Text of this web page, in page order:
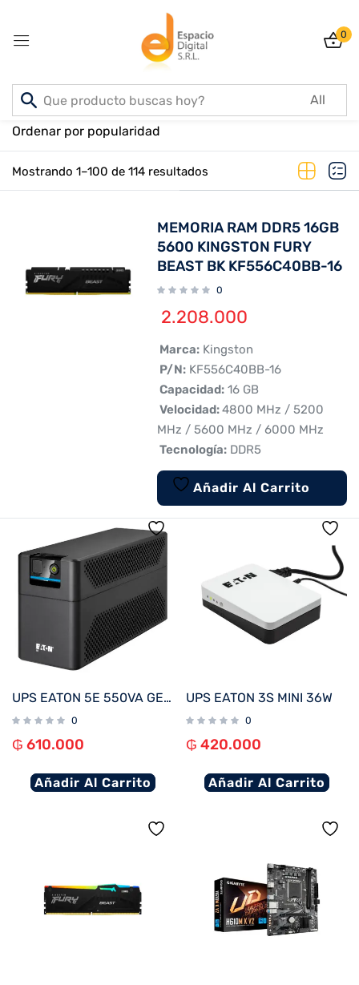
0
Inicio PRODUCTOS
Mostrando 1–100 de 114 resultados
Ordenar por popularidad
MEMORIA RAM DDR5 16GB
5600 KINGSTON FURY
BEAST BK KF556C40BB-16
0
2.208.000
 Marca:Kingston
 P/N:KF556C40BB-16
 Capacidad:16 GB
 Velocidad:4800 MHz / 5200
MHz / 5600 MHz / 6000 MHz
 Tecnología:DDR5
Añadir Al Carrito
UPS EATON 5E 550VA GEN 2
0
₲ 610.000
Añadir Al Carrito
UPS EATON 3S MINI 36W
0
₲ 420.000
Añadir Al Carrito
Sign in
Remember me
Log In
Create an account